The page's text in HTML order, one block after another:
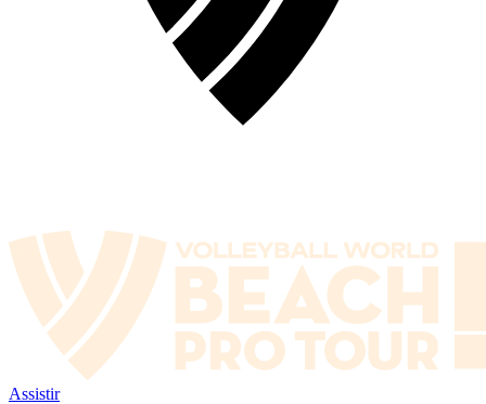
Assistir